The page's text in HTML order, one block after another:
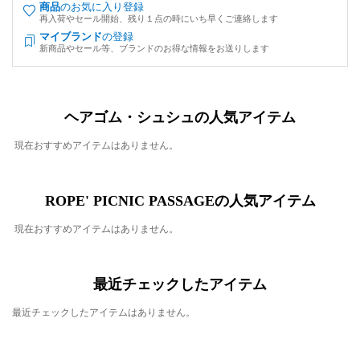
商品のお気に入り登録
再入荷やセール開始、残り１点の時にいち早くご連絡します
マイブランドの登録
新商品やセール等、ブランドのお得な情報をお送りします
ヘアゴム・シュシュの人気アイテム
現在おすすめアイテムはありません。
ROPE' PICNIC PASSAGEの人気アイテム
現在おすすめアイテムはありません。
最近チェックしたアイテム
最近チェックしたアイテムはありません。